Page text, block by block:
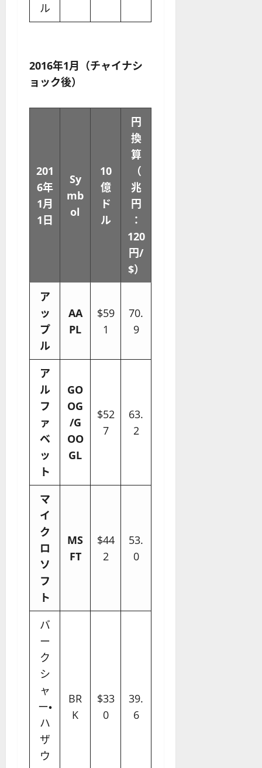
ル
2016年1月（チャイナシ
ョック後）
201
6年
1月
1日
Sy
mb
ol
10
億
ド
ル
円
換
算
（
兆
円
：
120
円/
$）
ア
ッ
プ
ル
AA
PL
$59
1
70.
9
ア
ル
フ
ァ
ベ
ッ
ト
GO
OG
/G
OO
GL
$52
7
63.
2
マ
イ
ク
ロ
ソ
フ
ト
MS
FT
$44
2
53.
0
バ
ー
ク
シ
ャ
ー・
ハ
ザ
ウ
BR
K
$33
0
39.
6